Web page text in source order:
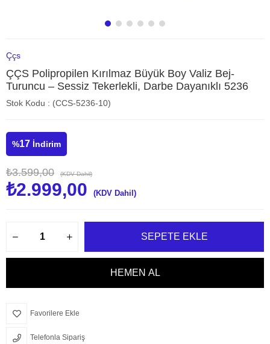
Ççs
ÇÇS Polipropilen Kırılmaz Büyük Boy Valiz Bej-
Turuncu – Sessiz Tekerlekli, Darbe Dayanıklı 5236
Stok Kodu (CCS-5236-10)
%17 İndirim
₺3.599,00 (KDV Dahil)
₺2.999,00 (KDV Dahil)
Favorilere Ekle
Telefonla Sipariş